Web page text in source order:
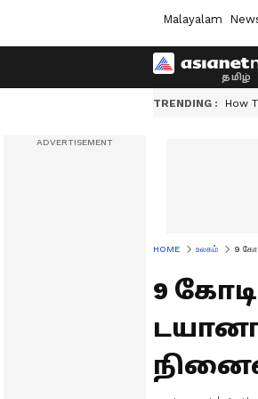
Malayalam
TRENDING : How
HOME உலகம் 9
9